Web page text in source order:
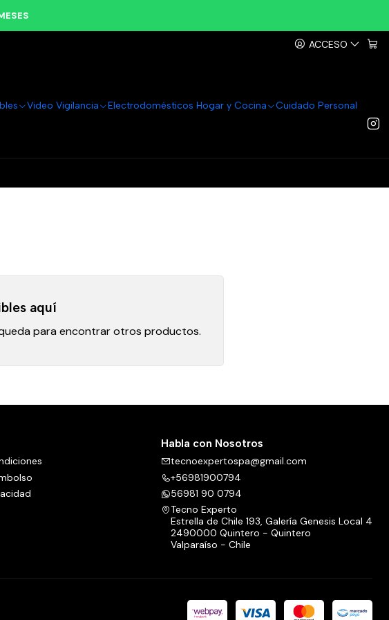
ACCESO
Video Vigilancia Electrodomésticos Hogar y Cocina Cuidado Personal
aquí
para encontrar otros productos.
Habla con Nosotros
tecnoexpertospa@gmail.com
+56981900794
56981 90 0794
Tecno Experto
Estrella de Chile 193, Galería Genesis Local 4
2490000 Quintero - Quintero
Valparaíso - Chile